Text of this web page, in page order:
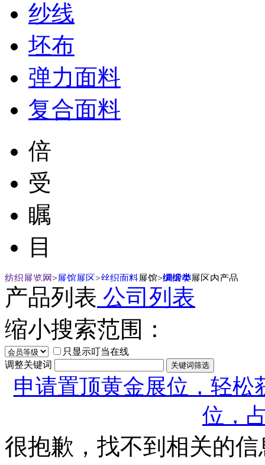
纱线
坯布
弹力面料
复合面料
倍
受
瞩
目
纺织展览网>展馆展区>丝织面料展馆>绸缎类展区内产品
产品列表 公司列表
缩小搜索范围：
只显示叮当在线
调整关键词
申请置顶黄金展位，轻松
位，
很抱歉，找不到相关的信